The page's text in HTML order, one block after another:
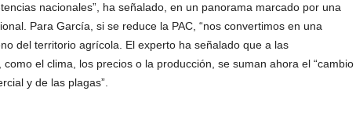
nacionales”, ha señalado, en un panorama marcado por una
Para García, si se reduce la PAC, “nos convertimos en una
del territorio agrícola. El experto ha señalado que a las
el clima, los precios o la producción, se suman ahora el “cambio
y de las plagas”.